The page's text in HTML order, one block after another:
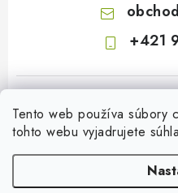
Tento web používa súbory
tohto webu vyjadrujete
obchod
+421